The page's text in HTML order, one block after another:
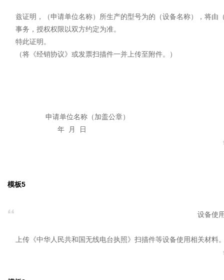
兹证明，（申请单位名称）所生产的型号为的（设备名称），将
事务，授权权限以双方约定为准。
特此证明。
（将《经销协议》或发票扫描件一并上传至附件。）
申请单位名称（加盖公章）
年 月 日
模板5
设备使
上传《中华人民共和国无线电台执照》扫描件等设备使用相关材料